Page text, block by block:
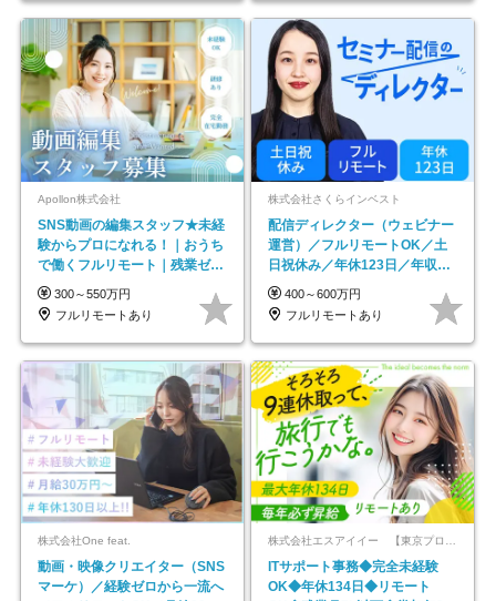
Apollon株式会社
SNS動画の編集スタッフ★未経
験からプロになれる！｜おうち
で働くフルリモート｜残業ゼロ
で18時退勤◎
300～550万円
フルリモートあり
株式会社さくらインベスト
配信ディレクター（ウェビナー
運営）／フルリモートOK／土
日祝休み／年休123日／年収
600万円可
400～600万円
フルリモートあり
株式会社One feat.
動画・映像クリエイター（SNS
マーケ）／経験ゼロから一流へ
ITサポート事務◆完全未経験
OK◆年休134日◆リモート